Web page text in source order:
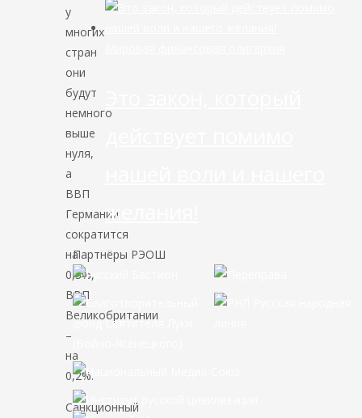
у
многих
стран
они
будут
немного
выше
нуля,
а
ВВП
Германии
сократится
на
0,3%,
ВВП
Великобритании
–
на
0,2%.
Санкционный
желания!
Партнёры РЭОШ